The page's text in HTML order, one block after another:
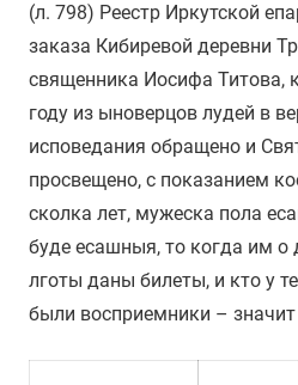
(л. 798) Реестр Иркутской
заказа Кибиревой деревни
священника Иосифа Титова,
году из ыноверцов лудей в
исповедания обращено и
просвещено, с показанием
сколка лет, мужеска пола
буде есашныя, то когда им о
лготы даны билеты, и кто у
были восприемники –